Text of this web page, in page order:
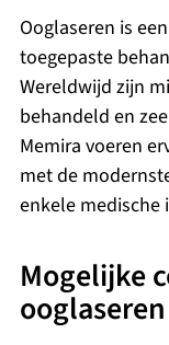
Ooglaseren is
toegepaste
Wereldwijd zijn
behandeld en
Memira voeren
met de
enkele medische
Mogelijke
ooglaseren